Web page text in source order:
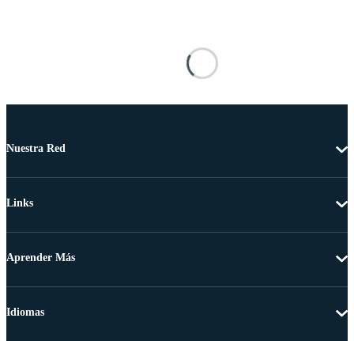
Nuestra Red
Links
Aprender Más
Idiomas